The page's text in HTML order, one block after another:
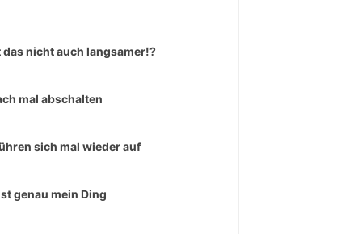
das nicht auch langsamer!?
mal abschalten
sich mal wieder auf
genau mein Ding